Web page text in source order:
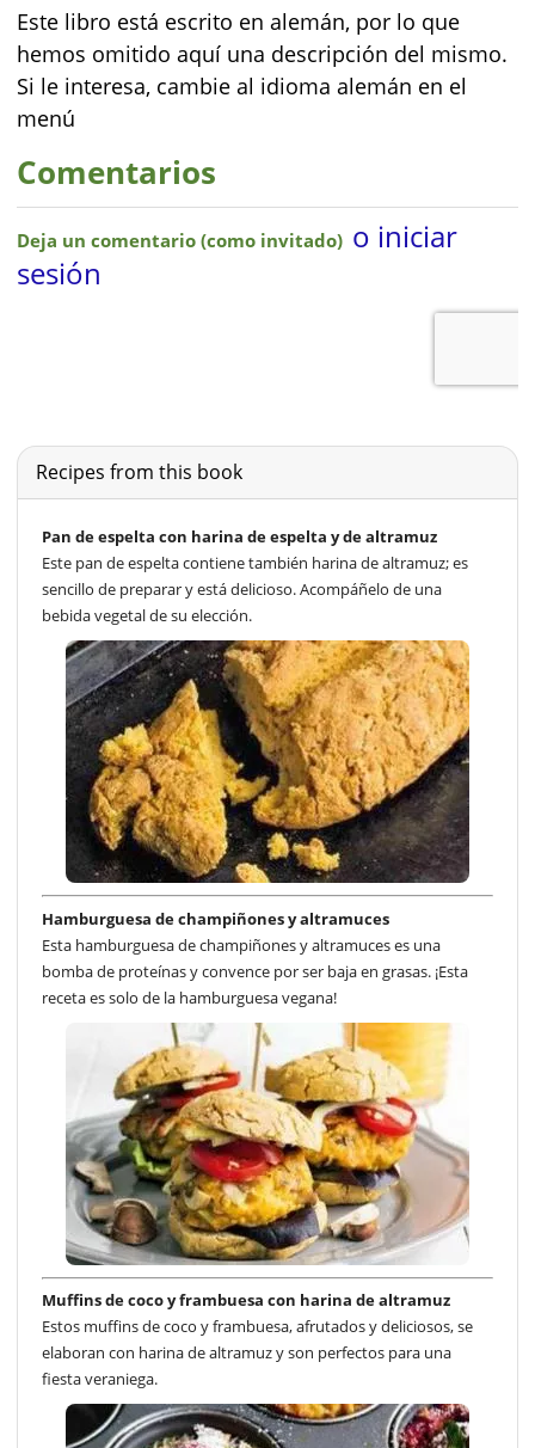
Este libro está escrito en alemán, por lo que
hemos omitido aquí una descripción del mismo.
Si le interesa, cambie al idioma alemán en el
menú
Comentarios
Recipes from this book
Pan de espelta con harina de espelta y de altramuz
Este pan de espelta contiene también harina de altramuz; es
sencillo de preparar y está delicioso. Acompáñelo de una
bebida vegetal de su elección.
Hamburguesa de champiñones y altramuces
Esta hamburguesa de champiñones y altramuces es una
bomba de proteínas y convence por ser baja en grasas. ¡Esta
receta es solo de la hamburguesa vegana!
Muffins de coco y frambuesa con harina de altramuz
Estos muffins de coco y frambuesa, afrutados y deliciosos, se
elaboran con harina de altramuz y son perfectos para una
fiesta veraniega.